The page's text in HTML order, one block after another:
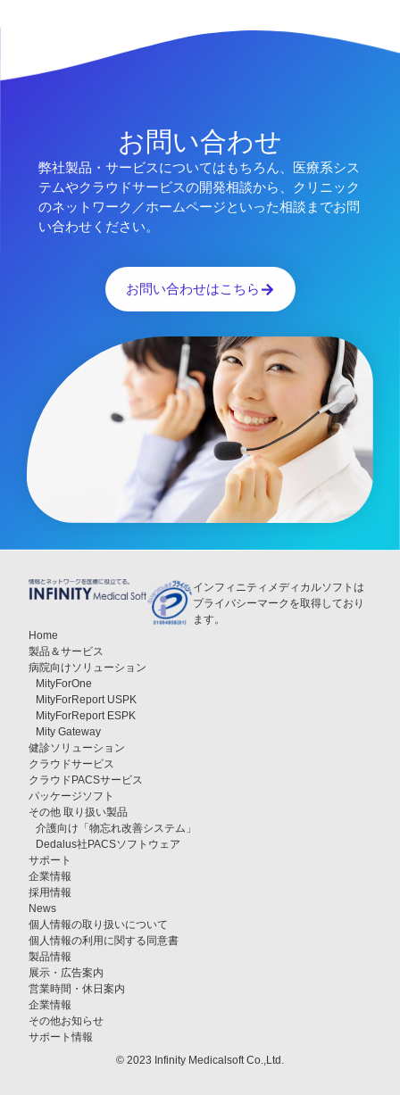
お問い合わせ
弊社製品・サービスについてはもちろん、医療系シス
テムやクラウドサービスの開発相談から、クリニック
のネットワーク／ホームページといった相談までお問
い合わせください。
お問い合わせはこちら
インフィニティメディカルソフトは
プライバシーマークを取得しており
ます。
Home
製品＆サービス
病院向けソリューション
MityForOne
MityForReport USPK
MityForReport ESPK
Mity Gateway
健診ソリューション
クラウドサービス
クラウドPACSサービス
パッケージソフト
その他 取り扱い製品
介護向け「物忘れ改善システム」
Dedalus社PACSソフトウェア
サポート
企業情報
採用情報
News
個人情報の取り扱いについて
個人情報の利用に関する同意書
製品情報
展示・広告案内
営業時間・休日案内
企業情報
その他お知らせ
サポート情報
© 2023 Infinity Medicalsoft Co.,Ltd.